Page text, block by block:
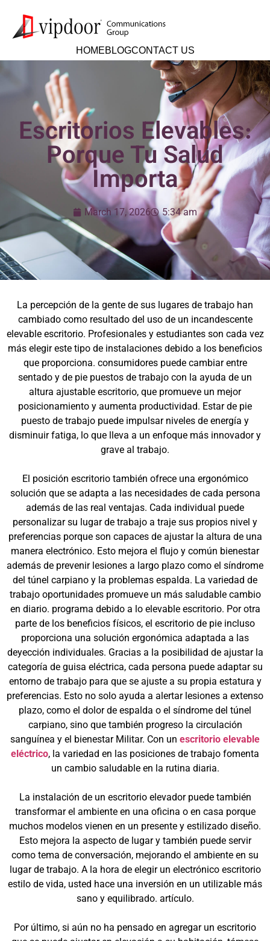
HOMEBLOGCONTACT US
Escritorios Elevables:
Porque Tu Salud
Importa
March 17, 2026 5:34 am
La percepción de la gente de sus lugares de trabajo han
cambiado como resultado del uso de un incandescente
elevable escritorio. Profesionales y estudiantes son cada vez
más elegir este tipo de instalaciones debido a los beneficios
que proporciona. consumidores puede cambiar entre
sentado y de pie puestos de trabajo con la ayuda de un
altura ajustable escritorio, que promueve un mejor
posicionamiento y aumenta productividad. Estar de pie
puesto de trabajo puede impulsar niveles de energía y
disminuir fatiga, lo que lleva a un enfoque más innovador y
grave al trabajo.
El posición escritorio también ofrece una ergonómico
solución que se adapta a las necesidades de cada persona
además de las real ventajas. Cada individual puede
personalizar su lugar de trabajo a traje sus propios nivel y
preferencias porque son capaces de ajustar la altura de una
manera electrónico. Esto mejora el flujo y común bienestar
además de prevenir lesiones a largo plazo como el síndrome
del túnel carpiano y la problemas espalda. La variedad de
trabajo oportunidades promueve un más saludable cambio
en diario. programa debido a lo elevable escritorio. Por otra
parte de los beneficios físicos, el escritorio de pie incluso
proporciona una solución ergonómica adaptada a las
deyección individuales. Gracias a la posibilidad de ajustar la
categoría de guisa eléctrica, cada persona puede adaptar su
entorno de trabajo para que se ajuste a su propia estatura y
preferencias. Esto no solo ayuda a alertar lesiones a extenso
plazo, como el dolor de espalda o el síndrome del túnel
carpiano, sino que también progreso la circulación
sanguínea y el bienestar Militar. Con un escritorio elevable
eléctrico, la variedad en las posiciones de trabajo fomenta
un cambio saludable en la rutina diaria.
La instalación de un escritorio elevador puede también
transformar el ambiente en una oficina o en casa porque
muchos modelos vienen en un presente y estilizado diseño.
Esto mejora la aspecto de lugar y también puede servir
como tema de conversación, mejorando el ambiente en su
lugar de trabajo. A la hora de elegir un electrónico escritorio
estilo de vida, usted hace una inversión en un utilizable más
sano y equilibrado. artículo.
Por último, si aún no ha pensado en agregar un escritorio